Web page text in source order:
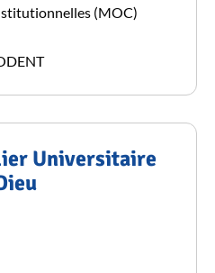
(MOC)
Universitaire